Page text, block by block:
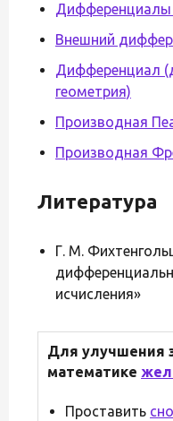
Внешний
Дифференциал
геометрия)
Производная
Производная
Литература
Г. М.
исчисления»
Для улучшения
математике
Проставить